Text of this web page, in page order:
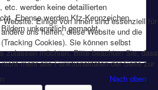
etc. werden keine detaillierten
Ebenso werden Kfz-Kennzeichen,
unkenntlich gemacht.
Nach oben
Website. Einige von ihnen sind essenziell für
uns helfen, diese Website und die
Cookies). Sie können selbst
zulassen möchten. Bitte beachten Sie, dass
mehr alle Funktionalitäten der Seite zur